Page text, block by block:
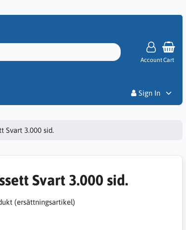
AccountCart
Sign In
Svart 3.000 sid.
Svart 3.000 sid.
(ersättningsartikel)